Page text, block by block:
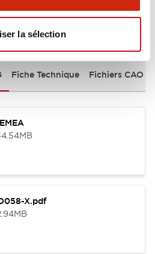
la sélection
Fiche Technique Fichiers CAO
X.pdf